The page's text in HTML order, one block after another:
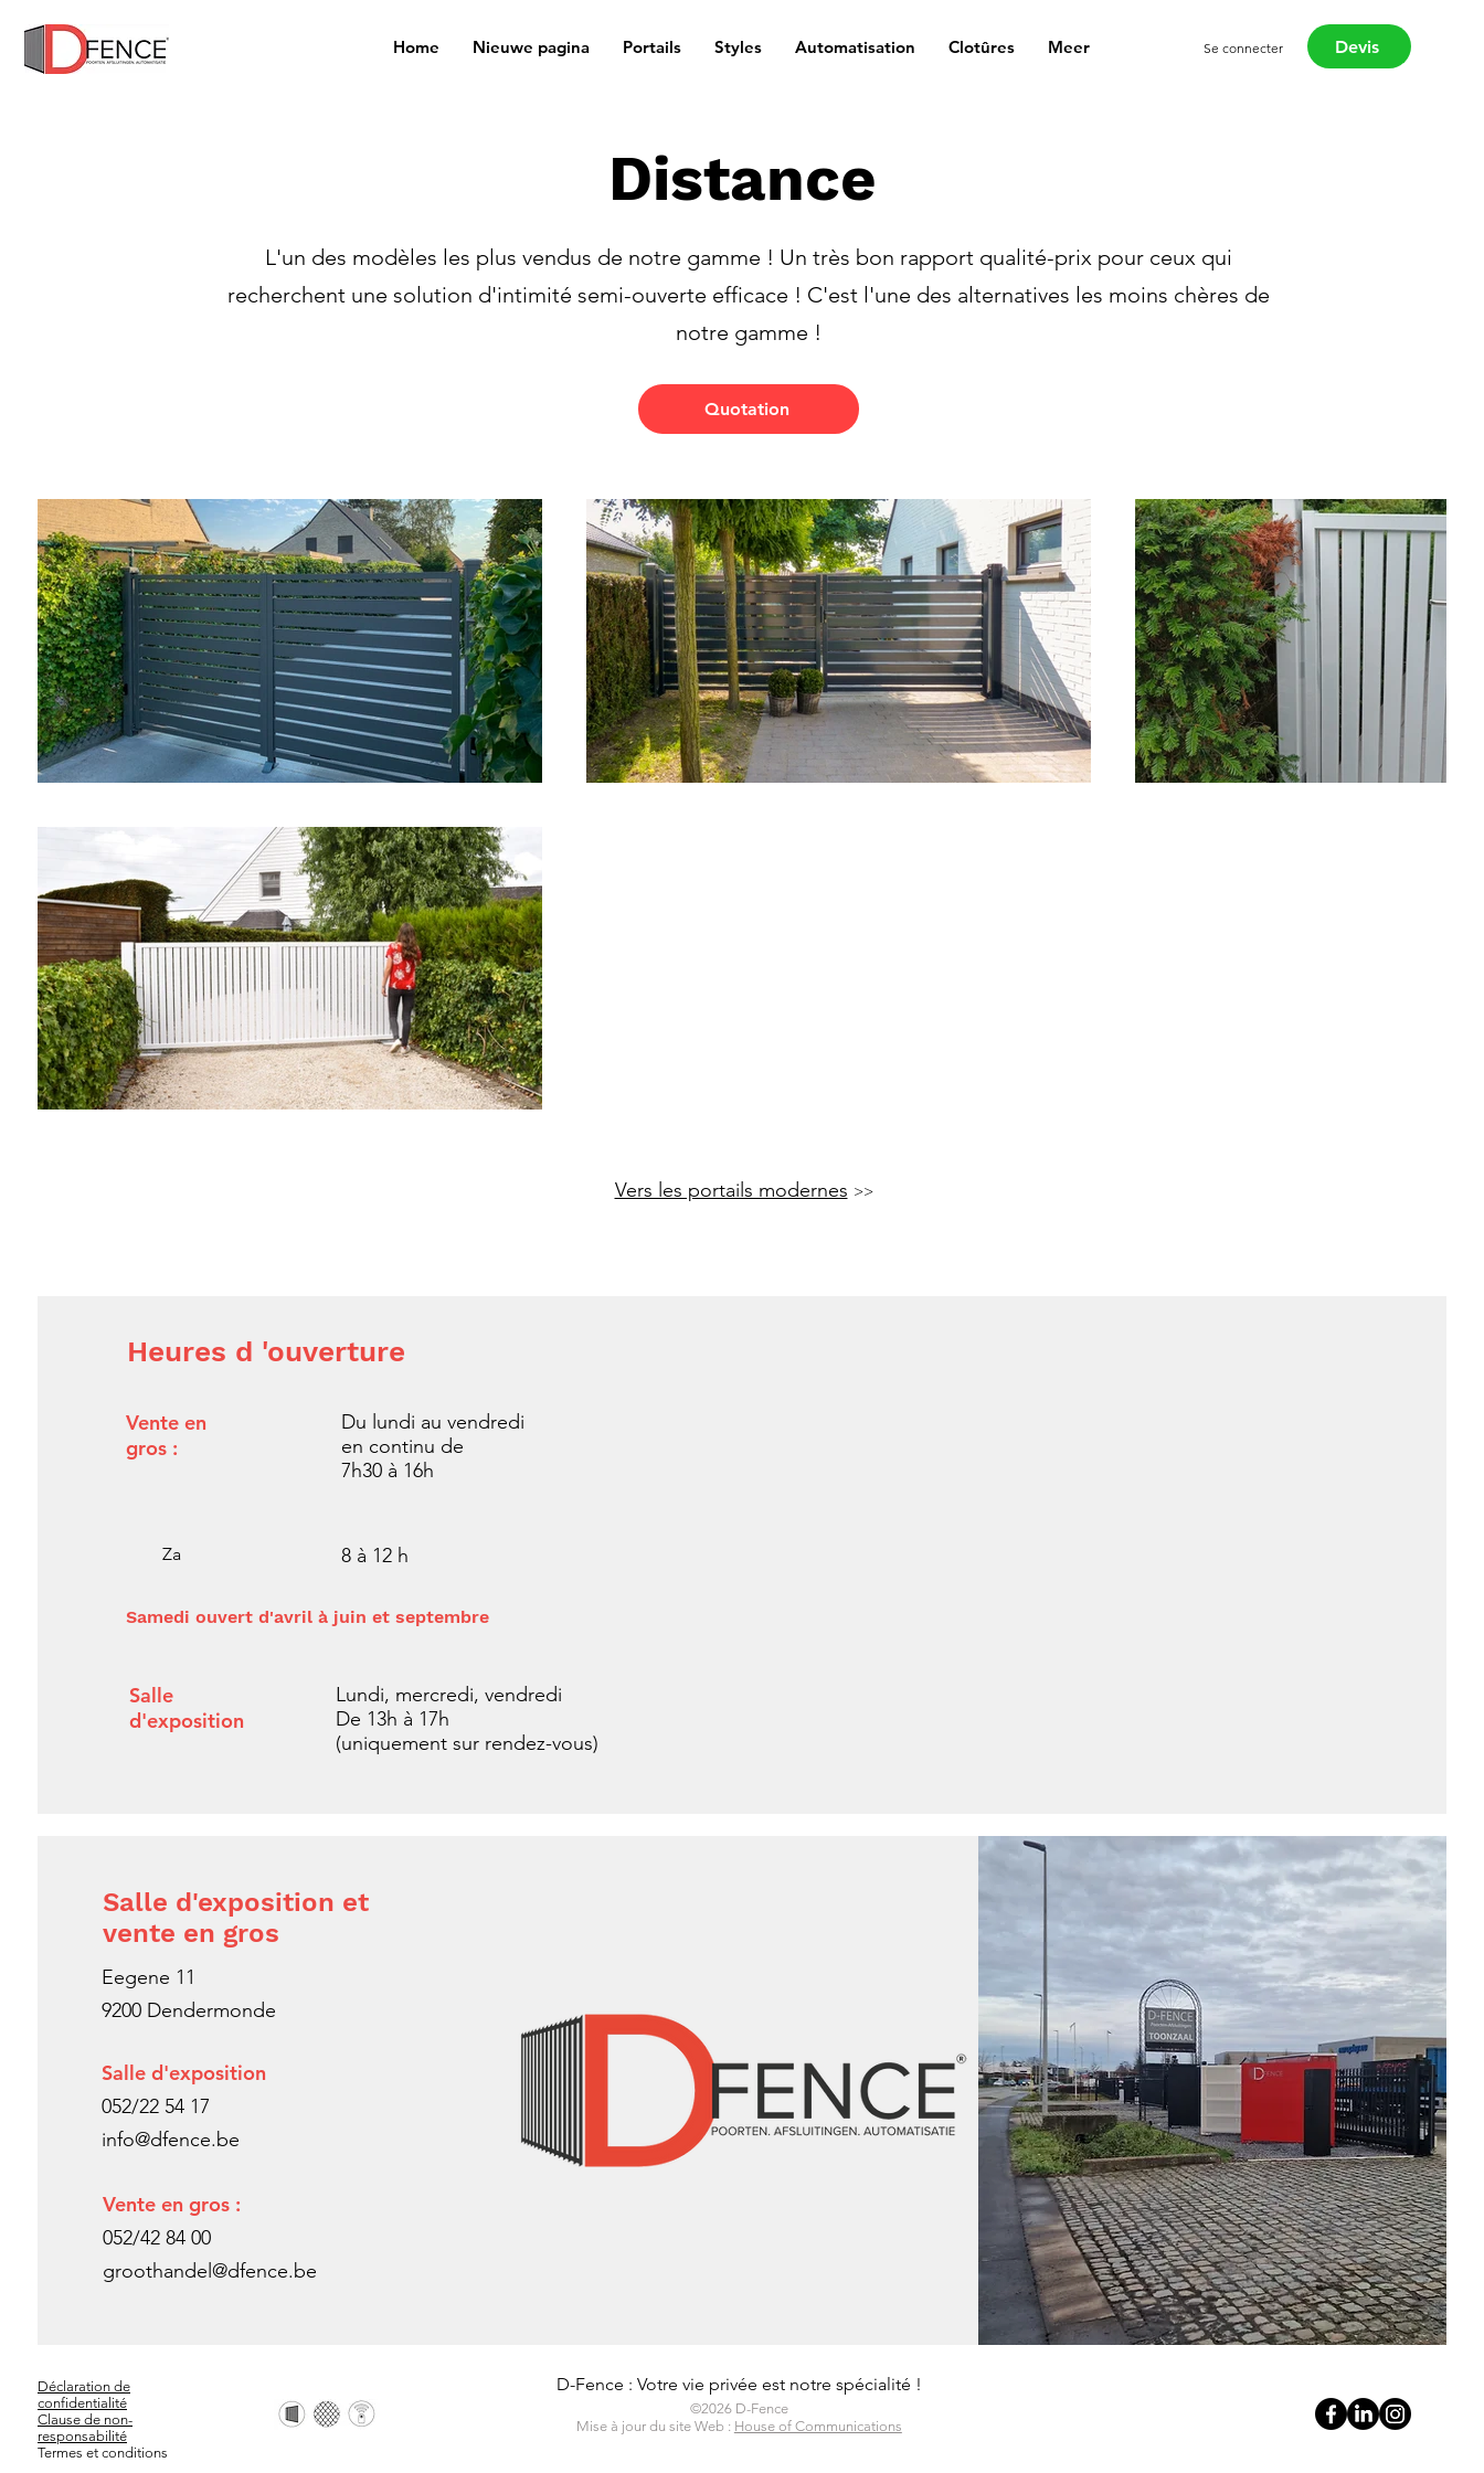
Home Nieuwe pagina Portails Styles Automatisation Clotûres Meer Se connecter Devis
Distance
L'un des modèles les plus vendus de notre gamme ! Un très bon rapport qualité-prix pour ceux qui
recherchent une solution d'intimité semi-ouverte efficace ! C'est l'une des alternatives les moins chères de
notre gamme !
Quotation
Vers les portails modernes >>
Heures d 'ouverture
Vente en
gros :
Za
Du lundi au vendredi
en continu de
7h30 à 16h
8 à 12 h
Samedi ouvert d'avril à juin et septembre
Salle
d'exposition
Lundi, mercredi, vendredi
De 13h à 17h
(uniquement sur rendez-vous)
Salle d'exposition et
vente en gros
Eegene 11
9200 Dendermonde
Salle d'exposition
052/22 54 17
info@dfence.be
Vente en gros :
052/42 84 00
groothandel@dfence.be
Déclaration de
confidentialité
Clause de non-
responsabilité
Termes et conditions
D-Fence : Votre vie privée est notre spécialité !
©2026 D-Fence
Mise à jour du site Web : House of Communications